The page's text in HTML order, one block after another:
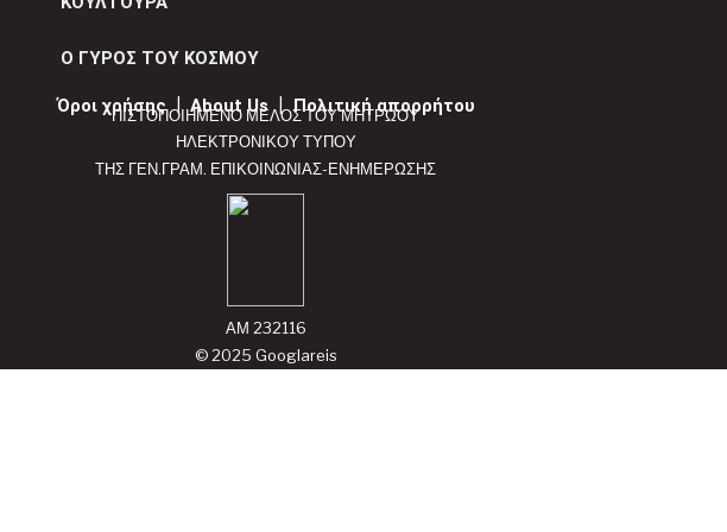
Ο ΓΥΡΟΣ ΤΟΥ ΚΟΣΜΟΥ
ΠΙΣΤΟΠΟΙΗΜΕΝΟ ΜΕΛΟΣ ΤΟΥ ΜΗΤΡΩΟΥ
ΗΛΕΚΤΡΟΝΙΚΟΥ ΤΥΠΟΥ
ΤΗΣ ΓΕΝ.ΓΡΑΜ. ΕΠΙΚΟΙΝΩΝΙΑΣ-ΕΝΗΜΕΡΩΣΗΣ
ΑΜ 232116
© 2025 Googlareis
Όροι χρήσης | About Us | Πολιτική απορρήτου